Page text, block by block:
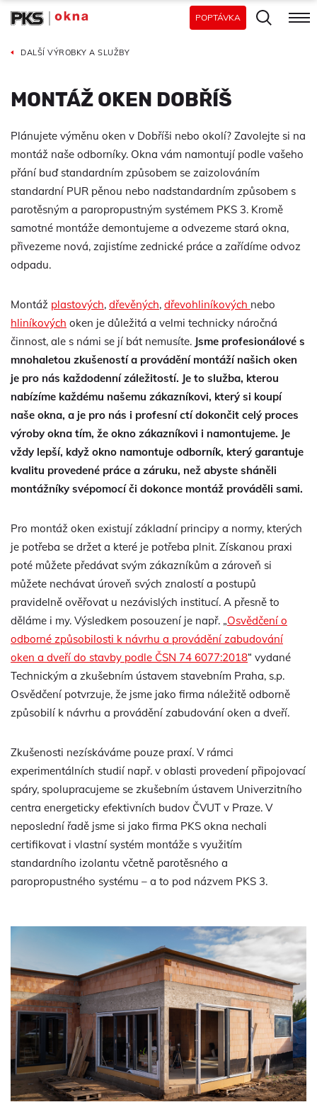
POPTÁVKA
DALŠÍ VÝROBKY A SLUŽBY
MONTÁŽ OKEN DOBŘÍŠ
Plánujete výměnu oken v Dobříši nebo okolí? Zavolejte si na
montáž naše odborníky. Okna vám namontují podle vašeho
přání buď standardním způsobem se zaizolováním
standardní PUR pěnou nebo nadstandardním způsobem s
parotěsným a paropropustným systémem PKS 3. Kromě
samotné montáže demontujeme a odvezeme stará okna,
přivezeme nová, zajistíme zednické práce a zařídíme odvoz
odpadu.
Montáž plastových, dřevěných, dřevohliníkových nebo
hliníkových oken je důležitá a velmi technicky náročná
činnost, ale s námi se jí bát nemusíte. Jsme profesionálové s
mnohaletou zkušeností a provádění montáží našich oken
je pro nás každodenní záležitostí. Je to služba, kterou
nabízíme každému našemu zákazníkovi, který si koupí
naše okna, a je pro nás i profesní ctí dokončit celý proces
výroby okna tím, že okno zákazníkovi i namontujeme. Je
vždy lepší, když okno namontuje odborník, který garantuje
kvalitu provedené práce a záruku, než abyste sháněli
montážníky svépomocí či dokonce montáž prováděli sami.
Pro montáž oken existují základní principy a normy, kterých
je potřeba se držet a které je potřeba plnit. Získanou praxi
poté můžete předávat svým zákazníkům a zároveň si
můžete nechávat úroveň svých znalostí a postupů
pravidelně ověřovat u nezávislých institucí. A přesně to
děláme i my. Výsledkem posouzení je např. „Osvědčení o
odborné způsobilosti k návrhu a provádění zabudování
oken a dveří do stavby podle ČSN 74 6077:2018“ vydané
Technickým a zkušebním ústavem stavebním Praha, s.p.
Osvědčení potvrzuje, že jsme jako firma náležitě odborně
způsobilí k návrhu a provádění zabudování oken a dveří.
Zkušenosti nezískáváme pouze praxí. V rámci
experimentálních studií např. v oblasti provedení připojovací
spáry, spolupracujeme se zkušebním ústavem Univerzitního
centra energeticky efektivních budov ČVUT v Praze. V
neposlední řadě jsme si jako firma PKS okna nechali
certifikovat i vlastní systém montáže s využitím
standardního izolantu včetně parotěsného a
paropropustného systému – a to pod názvem PKS 3.